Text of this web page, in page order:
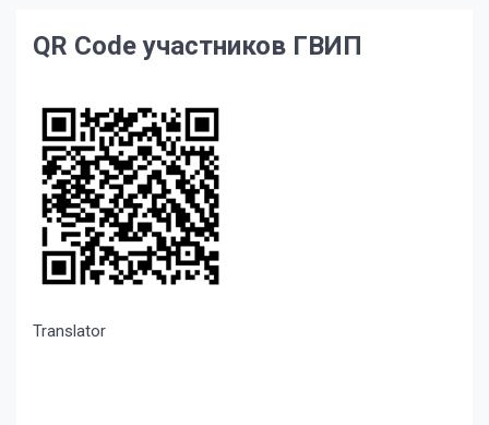
QR Code участников ГВИП
Translator